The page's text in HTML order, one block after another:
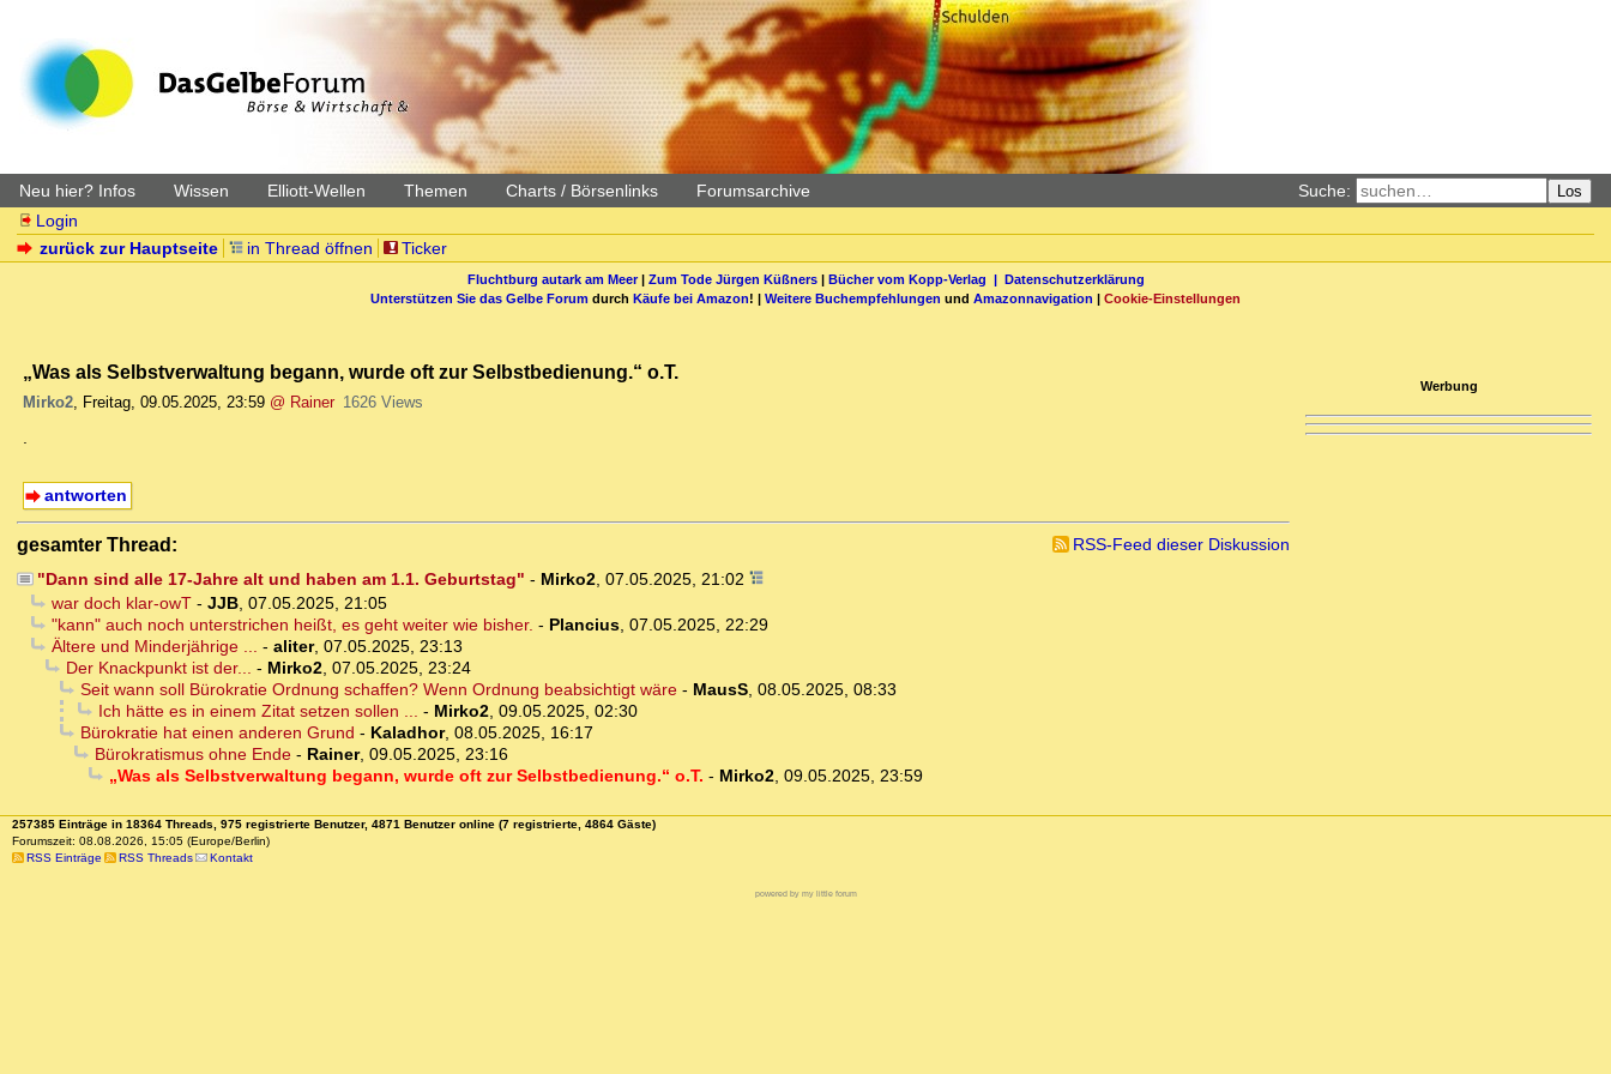
Neu hier? Infos Wissen Elliott-Wellen Themen Charts / Börsenlinks Forumsarchive Suche: Los
Login
zurück zur Hauptseite
in Thread öffnen Ticker
Fluchtburg autark am Meer| Zum Tode Jürgen Küßners| Bücher vom Kopp-Verlag | Datenschutzerklärung
Unterstützen Sie das Gelbe Forum durch Käufe bei Amazon! | Weitere Buchempfehlungen und Amazonnavigation | Cookie-Einstellungen
„Was als Selbstverwaltung begann, wurde oft zur Selbstbedienung.“ o.T.
Mirko2, Freitag, 09.05.2025, 23:59 @ Rainer 1626 Views
.
antworten
gesamter Thread:
RSS-Feed dieser Diskussion
"Dann sind alle 17-Jahre alt und haben am 1.1. Geburtstag" - Mirko2, 07.05.2025, 21:02
war doch klar-owT- JJB, 07.05.2025, 21:05
"kann" auch noch unterstrichen heißt, es geht weiter wie bisher. - Plancius, 07.05.2025, 22:29
Ältere und Minderjährige ... - aliter, 07.05.2025, 23:13
Der Knackpunkt ist der... - Mirko2, 07.05.2025, 23:24
Seit wann soll Bürokratie Ordnung schaffen? Wenn Ordnung beabsichtigt wäre- MausS, 08.05.2025, 08:33
Ich hätte es in einem Zitat setzen sollen ... - Mirko2, 09.05.2025, 02:30
Bürokratie hat einen anderen Grund - Kaladhor, 08.05.2025, 16:17
Bürokratismus ohne Ende- Rainer, 09.05.2025, 23:16
„Was als Selbstverwaltung begann, wurde oft zur Selbstbedienung.“ o.T. - Mirko2, 09.05.2025, 23:59
Werbung
257385 Einträge in 18364 Threads, 975 registrierte Benutzer, 4871 Benutzer online (7 registrierte, 4864 Gäste)
Forumszeit: 08.08.2026, 15:05 (Europe/Berlin)
RSS Einträge
RSS Threads Kontakt
powered by my little forum